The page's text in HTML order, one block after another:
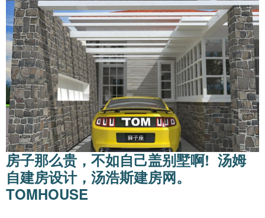
房子那么贵，不如自己盖别墅啊! 汤姆
自建房设计，汤浩斯建房网。
TOMHOUSE